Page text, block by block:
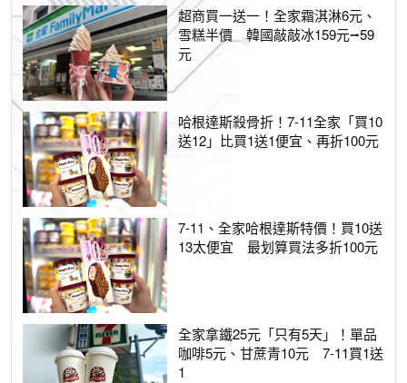
超商買一送一！全家霜淇淋6元、
雪糕半價 韓國敲敲冰159元⭢59
元
哈根達斯殺骨折！7-11全家「買10
送12」比買1送1便宜、再折100元
7-11、全家哈根達斯特價！買10送
13太便宜 最划算買法多折100元
全家拿鐵25元「只有5天」！單品
咖啡5元、甘蔗青10元 7-11買1送
1